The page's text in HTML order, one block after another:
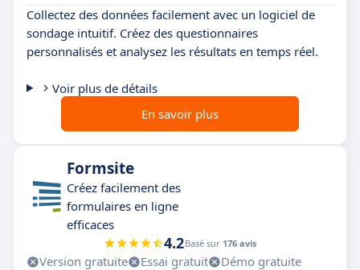
Collectez des données facilement avec un logiciel de
sondage intuitif. Créez des questionnaires
personnalisés et analysez les résultats en temps réel.
Voir plus de détails
En savoir plus
Formsite
Créez facilement des
formulaires en ligne
efficaces
4.2Basé sur 176 avis
Version gratuite Essai gratuit
Démo gratuite